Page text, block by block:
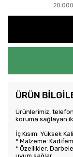
ÜRÜN
Ürünlerimiz,
koruma sağlayan iki
İç Kısım: Yüksek
* Malzeme:
* Özellikler: